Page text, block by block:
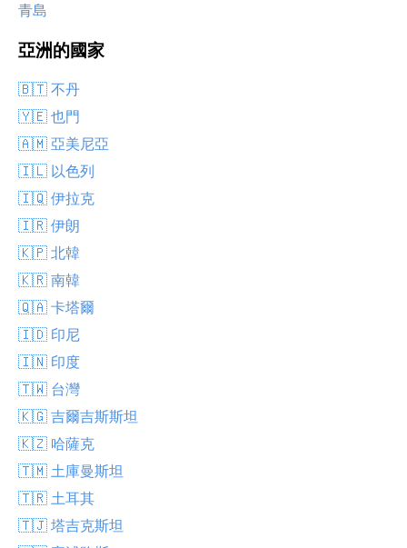
青島
亞洲的國家
🇧🇹 不丹
🇾🇪 也門
🇦🇲 亞美尼亞
🇮🇱 以色列
🇮🇶 伊拉克
🇮🇷 伊朗
🇰🇵 北韓
🇰🇷 南韓
🇶🇦 卡塔爾
🇮🇩 印尼
🇮🇳 印度
🇹🇼 台灣
🇰🇬 吉爾吉斯斯坦
🇰🇿 哈薩克
🇹🇲 土庫曼斯坦
🇹🇷 土耳其
🇹🇯 塔吉克斯坦